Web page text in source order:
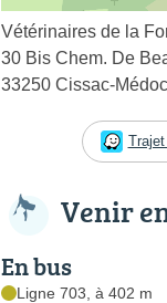
Vétérinaires de la
30 Bis Chem. De
33250 Cissac-Médoc
Venir
En bus
Ligne 703, à 402 m